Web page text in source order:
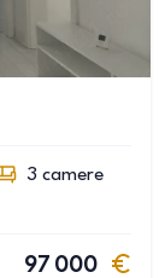
3 camere
97 000